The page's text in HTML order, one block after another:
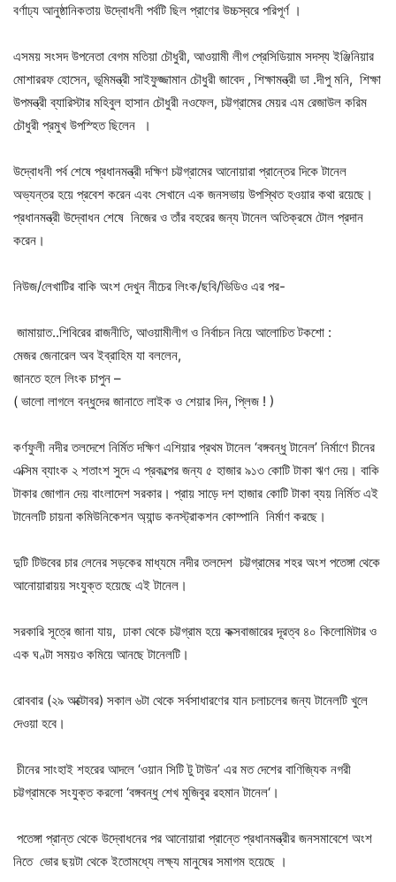
বর্ণাঢ্য আনুষ্ঠানিকতায় উদ্বোধনী পর্বটি ছিল প্রাণের উচ্চস্বরে পরিপূর্ণ ।
এসময় সংসদ উপনেতা বেগম মতিয়া চৌধুরী, আওয়ামী লীগ প্রেসিডিয়াম সদস্য ইঞ্জিনিয়ার
মোশাররফ হোসেন, ভূমিমন্ত্রী সাইফুজ্জামান চৌধুরী জাবেদ , শিক্ষামন্ত্রী ডা .দীপু মনি, শিক্ষা
উপমন্ত্রী ব্যারিস্টার মহিবুল হাসান চৌধুরী নওফেল, চট্টগ্রামের মেয়র এম রেজাউল করিম
চৌধুরী প্রমুখ উপস্হিত ছিলেন ।
উদ্বোধনী পর্ব শেষে প্রধানমন্ত্রী দক্ষিণ চট্টগ্রামের আনোয়ারা প্রান্তের দিকে টানেল
অভ্যন্তর হয়ে প্রবেশ করেন এবং সেখানে এক জনসভায় উপস্থিত হওয়ার কথা রয়েছে।
প্রধানমন্ত্রী উদ্বোধন শেষে নিজের ও তাঁর বহরের জন্য টানেল অতিক্রমে টোল প্রদান
করেন।
নিউজ/লেখাটির বাকি অংশ দেখুন নীচের লিংক/ছবি/ভিডিও এর পর-
জামায়াত..শিবিরের রাজনীতি, আওয়ামীলীগ ও নির্বাচন নিয়ে আলোচিত টকশো :
মেজর জেনারেল অব ইব্রাহিম যা বললেন,
জানতে হলে লিংক চাপুন –
( ভালো লাগলে বন্ধুদের জানাতে লাইক ও শেয়ার দিন, প্লিজ ! )
কর্ণফুলী নদীর তলদেশে নির্মিত দক্ষিণ এশিয়ার প্রথম টানেল ‘বঙ্গবন্ধু টানেল’ নির্মাণে চীনের
এক্সিম ব্যাংক ২ শতাংশ সুদে এ প্রকল্পের জন্য ৫ হাজার ৯১৩ কোটি টাকা ঋণ দেয়। বাকি
টাকার জোগান দেয় বাংলাদেশ সরকার। প্রায় সাড়ে দশ হাজার কোটি টাকা ব্যয় নির্মিত এই
টানেলটি চায়না কমিউনিকেশন অ্যান্ড কনস্ট্রাকশন কোম্পানি নির্মাণ করছে।
দুটি টিউবের চার লেনের সড়কের মাধ্যমে নদীর তলদেশ চট্টগ্রামের শহর অংশ পতেঙ্গা থেকে
আনোয়ারায়য় সংযুক্ত হয়েছে এই টানেল।
সরকারি সূত্রে জানা যায়, ঢাকা থেকে চট্টগ্রাম হয়ে কক্সবাজারের দূরত্ব ৪০ কিলোমিটার ও
এক ঘণ্টা সময়ও কমিয়ে আনছে টানেলটি।
রোববার (২৯ অক্টোবর) সকাল ৬টা থেকে সর্বসাধারণের যান চলাচলের জন্য টানেলটি খুলে
দেওয়া হবে।
চীনের সাংহাই শহরের আদলে ‘ওয়ান সিটি টু টাউন’ এর মত দেশের বাণিজ্যিক নগরী
চট্টগ্রামকে সংযুক্ত করলো ‘বঙ্গবন্ধু শেখ মুজিবুর রহমান টানেল‘।
পতেঙ্গা প্রান্ত থেকে উদ্বোধনের পর আনোয়ারা প্রান্তে প্রধানমন্ত্রীর জনসমাবেশে অংশ
নিতে ভোর ছয়টা থেকে ইতোমধ্যে লক্ষ্য মানুষের সমাগম হয়েছে ।